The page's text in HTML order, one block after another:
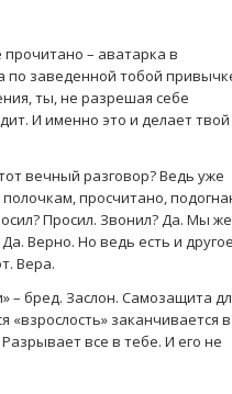
– аватарка в
по заведенной тобой
ты, не разрешая себе
И именно это и делает твой
вечный разговор? Ведь уже
просчитано,
Просил. Звонил? Да. Мы же
Верно. Но ведь есть и
Вера.
– бред. Заслон. Самозащита
«взрослость» заканчивается в
все в тебе. И его не